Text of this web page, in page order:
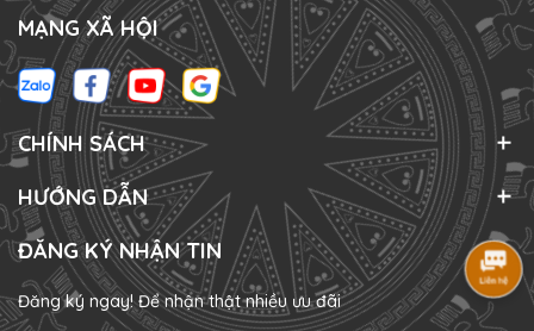
MẠNG XÃ HỘI
CHÍNH SÁCH
HƯỚNG DẪN
ĐĂNG KÝ NHẬN TIN
Đăng ký ngay! Để nhận thật nhiều ưu đãi